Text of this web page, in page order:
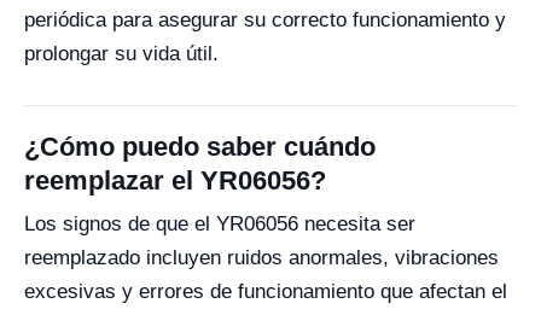
periódica para asegurar su correcto funcionamiento y
prolongar su vida útil.
¿Cómo puedo saber cuándo
reemplazar el YR06056?
Los signos de que el YR06056 necesita ser
reemplazado incluyen ruidos anormales, vibraciones
excesivas y errores de funcionamiento que afectan el